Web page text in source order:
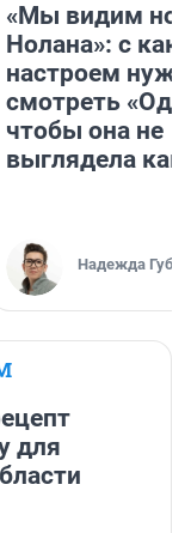
«Мы видим
Нолана»: с
настроем
смотреть
чтобы она не
выглядела как
Надежда
для